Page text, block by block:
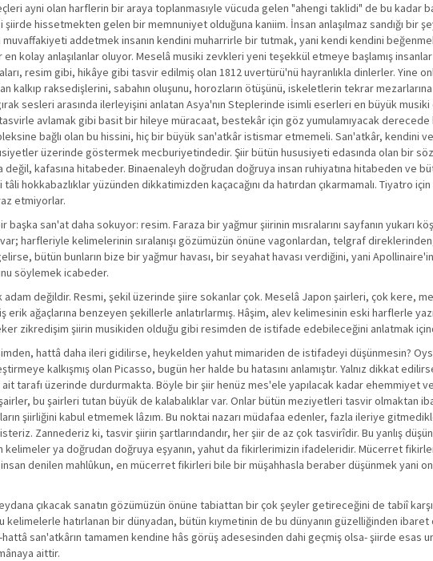
ayni olan harflerin bir araya toplanmasıyle vücuda gelen "ahengi taklidi" de bu kadar
hissetmekten gelen bir memnuniyet olduğuna kaniim. İnsan anlaşılmaz sandığı bir
muvaffakiyeti addetmek insanın kendini muharrirle bir tutmak, yani kendi kendini
kolay anlaşılanlar oluyor. Meselâ musiki zevkleri yeni teşekkül etmeye başlamış
resim gibi, hikâye gibi tasvir edilmiş olan 1812 uvertürü'nü hayranlıkla dinlerler. Yine
kalkıp raksedişlerini, sabahın oluşunu, horozların ötüşünü, iskeletlerin tekrar
sesleri arasında ilerleyişini anlatan Asya'nın Steplerinde isimli eserleri en büyük
avlamak gibi basit bir hileye müracaat, bestekâr için göz yumulamıyacak derecede
bağlı olan bu hissini, hiç bir büyük san'atkâr istismar etmemeli. San'atkâr, kendini
üzerinde göstermek mecburiyetindedir. Şiir bütün hususiyeti edasında olan bir söz
kafasına hitabeder. Binaenaleyh doğrudan doğruya insan ruhiyatına hitabeden ve
hokkabazlıklar yüzünden dikkatimizden kaçacağını da hatırdan çıkarmamalı. Tiyatro
etmiyorlar.
san'at daha sokuyor: resim. Faraza bir yağmur şiirinin mısralarını sayfanın yukarı
harfleriyle kelimelerinin sıralanışı gözümüzün önüne vagonlardan, telgraf
bütün bunların bize bir yağmur havası, bir seyahat havası verdiğini, yani
söylemek icabeder.
değildir. Resmi, şekil üzerinde şiire sokanlar çok. Meselâ Japon şairleri, çok kere,
ağaçlarına benzeyen şekillerle anlatırlarmış. Hâşim, alev kelimesinin eski harflerle
zikredişim şiirin musikiden olduğu gibi resimden de istifade edebileceğini anlatmak
hattâ daha ileri gidilirse, heykelden yahut mimariden de istifadeyi düşünmesin?
kalkışmış olan Picasso, bugün her halde bu hatasını anlamıştır. Yalnız dikkat
tarafı üzerinde durdurmakta. Böyle bir şiir henüz mes'ele yapılacak kadar ehemmiyet
bu şairleri tutan büyük de kalabalıklar var. Onlar bütün meziyetleri tasvir olmaktan
şiirliğini kabul etmemek lâzım. Bu noktai nazarı müdafaa edenler, fazla ileriye
Zannederiz ki, tasvir şiirin şartlarındandır, her şiir de az çok tasvirîdir. Bu yanlış
kelimeler ya doğrudan doğruya eşyanın, yahut da fikirlerimizin ifadeleridir. Mücerret
insan denilen mahlûkun, en mücerret fikirleri bile bir müşahhasla beraber düşünmek yani
çıkacak sanatın gözümüzün önüne tabiattan bir çok şeyler getireceğini de tabiî
kelimelerle hatırlanan bir dünyadan, bütün kıymetinin de bu dünyanın güzelliğinden ibaret
san'atkârın tamamen kendine hâs görüş adesesinden dahi geçmiş olsa- şiirde esas
aittir.